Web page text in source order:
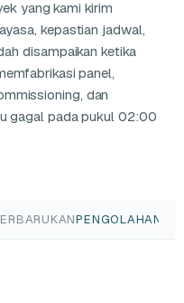
yang kami kirim
kepastian jadwal,
disampaikan ketika
panel,
dan
gagal pada pukul 02:00
PENGOLAHAN